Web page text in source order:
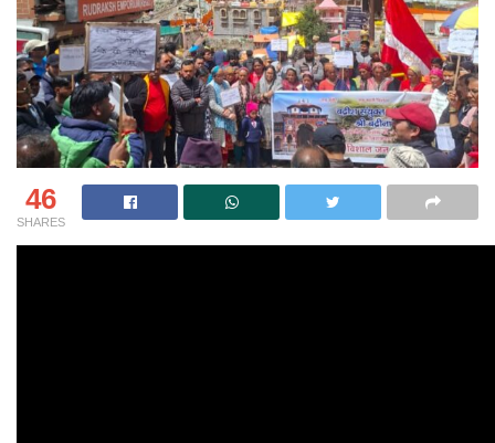
46
SHARES